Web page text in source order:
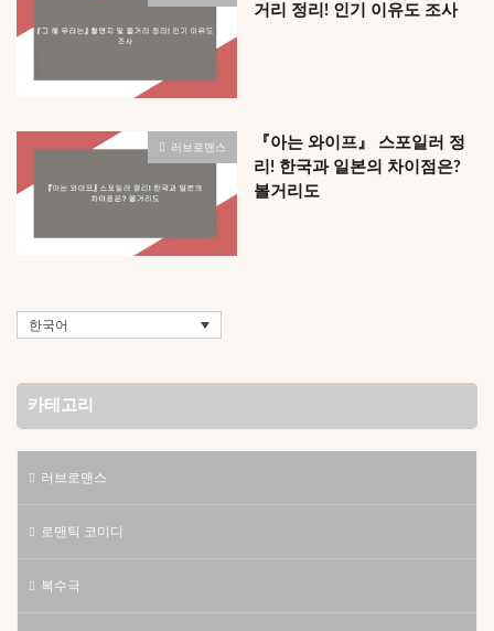
거리 정리! 인기 이유도 조사
러브로맨스
『아는 와이프』 스포일러 정
리! 한국과 일본의 차이점은?
볼거리도
한국어
카테고리
러브로맨스
로맨틱 코미디
복수극